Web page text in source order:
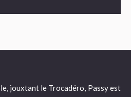
jouxtant le Trocadéro, Passy est